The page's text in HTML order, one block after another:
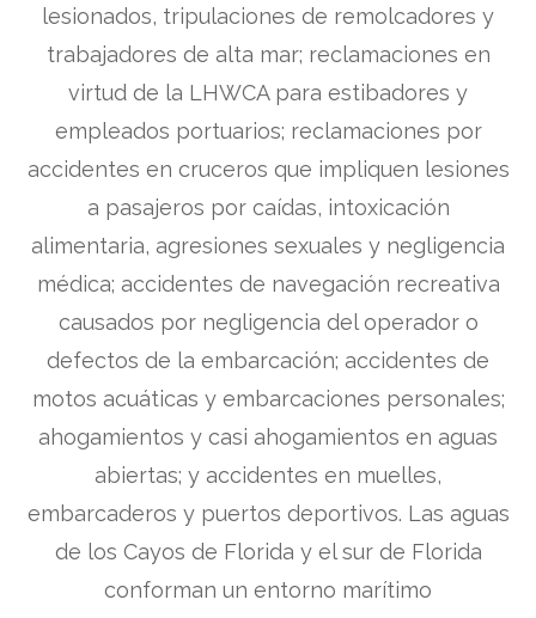
lesionados, tripulaciones de remolcadores y
trabajadores de alta mar; reclamaciones en
virtud de la LHWCA para estibadores y
empleados portuarios; reclamaciones por
accidentes en cruceros que impliquen lesiones
a pasajeros por caídas, intoxicación
alimentaria, agresiones sexuales y negligencia
médica; accidentes de navegación recreativa
causados por negligencia del operador o
defectos de la embarcación; accidentes de
motos acuáticas y embarcaciones personales;
ahogamientos y casi ahogamientos en aguas
abiertas; y accidentes en muelles,
embarcaderos y puertos deportivos. Las aguas
de los Cayos de Florida y el sur de Florida
conforman un entorno marítimo